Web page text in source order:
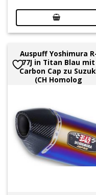
Auspuff Yoshimura
77J in Titan Blau mit
Carbon Cap zu
(CH Homolog